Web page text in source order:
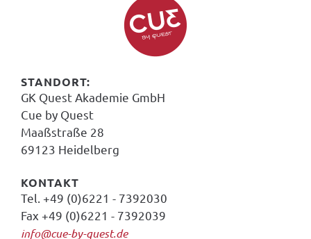
Vorankommen im Team
Selbstentwicklung und
Selbstfürsorge
STANDORT:
GK Quest Akademie GmbH
Cue by Quest
Maaßstraße 28
69123 Heidelberg
KONTAKT
Tel. +49 (0)6221 - 7392030
Fax +49 (0)6221 - 7392039
info@cue-by-quest.de